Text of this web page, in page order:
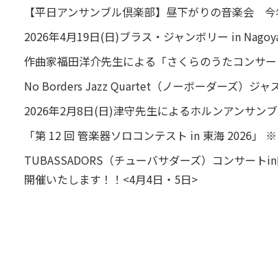
【平日アンサンブル倶楽部】昼下がりの音楽会
2026年4月19日(日)ブラス・ジャンボリー in
作曲家福田洋介先生による「さくらのうたコンサ
No Borders Jazz Quartet（ノーボーダーズ）ジャ
2026年2月8日(日)津守先生によるホルンアンサンブ
「第 12 回 管楽器ソロコンテスト in 東海 2026」
TUBASSADORS（チューバサダーズ）コンサー
開催いたします！！<4月4日・5日>